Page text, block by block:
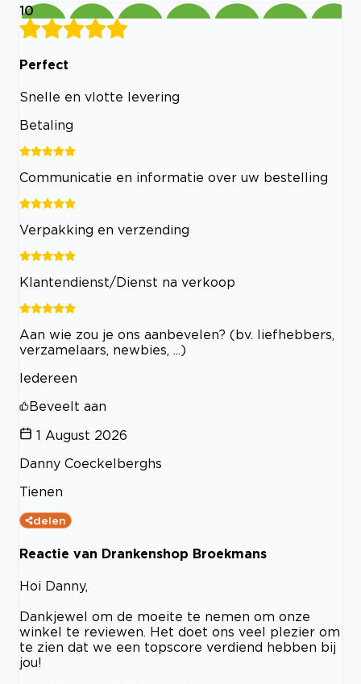
10
Perfect
Snelle en vlotte levering
Betaling
Communicatie en informatie over uw bestelling
Verpakking en verzending
Klantendienst/Dienst na verkoop
Aan wie zou je ons aanbevelen? (bv. liefhebbers,
verzamelaars, newbies, ...)
Iedereen
Beveelt aan
1 August 2026
Danny Coeckelberghs
Tienen
delen
Reactie van Drankenshop Broekmans
Hoi Danny,
Dankjewel om de moeite te nemen om onze
winkel te reviewen. Het doet ons veel plezier om
te zien dat we een topscore verdiend hebben bij
jou!